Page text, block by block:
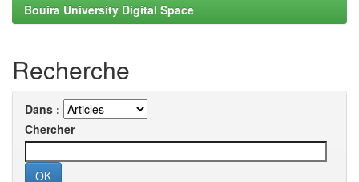
Bouira University Digital Space
Recherche
Dans :
Chercher